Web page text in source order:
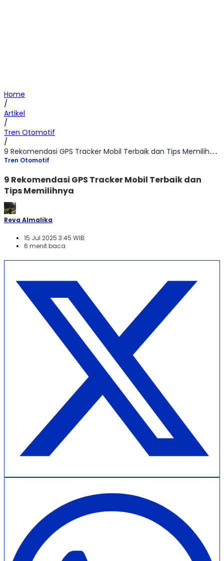
Home
/
Artikel
/
Tren Otomotif
/
9 Rekomendasi GPS Tracker Mobil Terbaik dan Tips Memilihnya
Tren Otomotif
9 Rekomendasi GPS Tracker Mobil Terbaik dan
Tips Memilihnya
Reva Almalika
15 Jul 2025 3:45 WIB
6 menit baca